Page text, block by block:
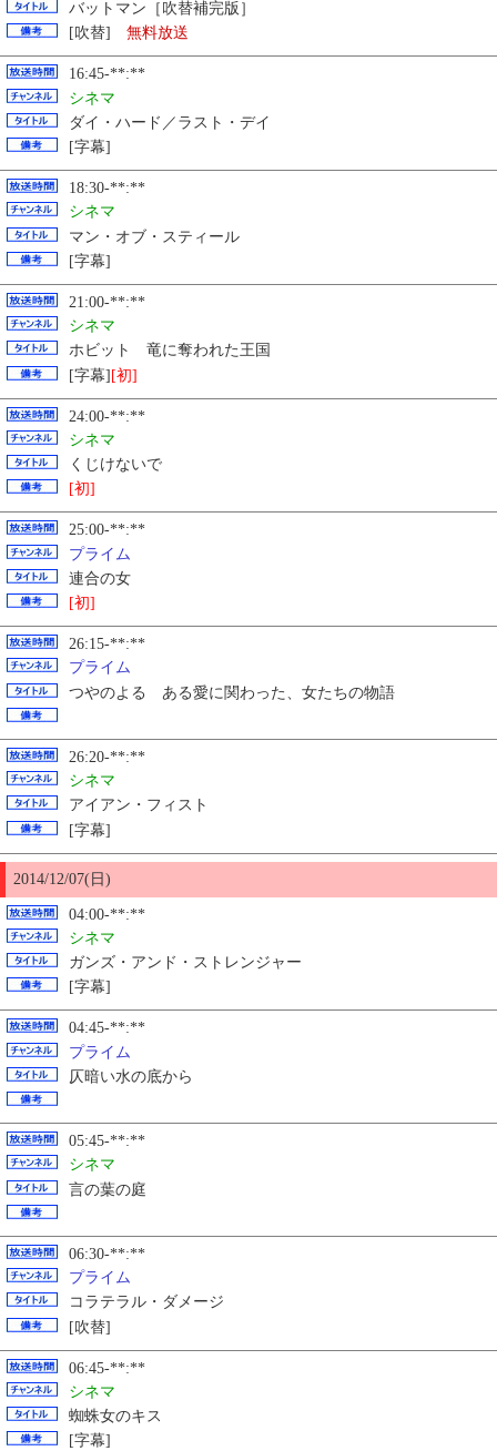
バットマン［吹替補完版］
[吹替] 無料放送
16:45-**:**
シネマ
ダイ・ハード／ラスト・デイ
[字幕]
18:30-**:**
シネマ
マン・オブ・スティール
[字幕]
21:00-**:**
シネマ
ホビット 竜に奪われた王国
[字幕][初]
24:00-**:**
シネマ
くじけないで
[初]
25:00-**:**
プライム
連合の女
[初]
26:15-**:**
プライム
つやのよる ある愛に関わった、女たちの物語
26:20-**:**
シネマ
アイアン・フィスト
[字幕]
2014/12/07(日)
04:00-**:**
シネマ
ガンズ・アンド・ストレンジャー
[字幕]
04:45-**:**
プライム
仄暗い水の底から
05:45-**:**
シネマ
言の葉の庭
06:30-**:**
プライム
コラテラル・ダメージ
[吹替]
06:45-**:**
シネマ
蜘蛛女のキス
[字幕]